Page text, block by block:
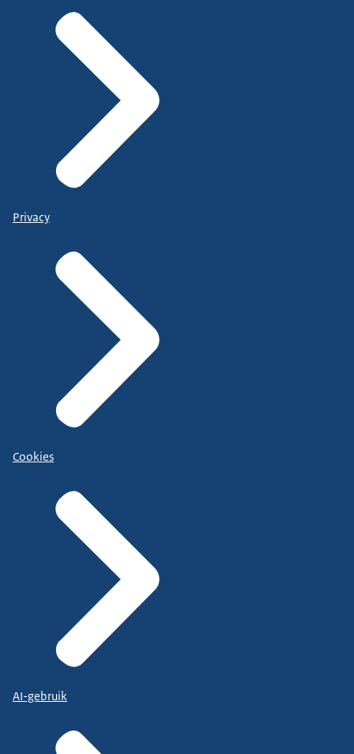
Privacy
Cookies
AI-gebruik